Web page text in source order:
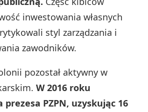
inwestowania własnych
styl zarządzania i
zawodników.
pozostał aktywny w
W 2016 roku
prezesa PZPN, uzyskując 16